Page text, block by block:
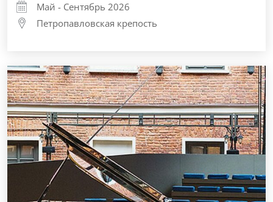
Май - Сентябрь 2026
Петропавловская крепость